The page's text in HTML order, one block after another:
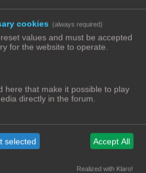
gevorderden
en het gebruik van een zelfbouw
je er eentje gebouwd en zit je met een
cookies (always required)
values and must be accepted
for the website to operate.
here that make it possible to play
directly in the forum.
selected Accept All
Realized with Klaro!